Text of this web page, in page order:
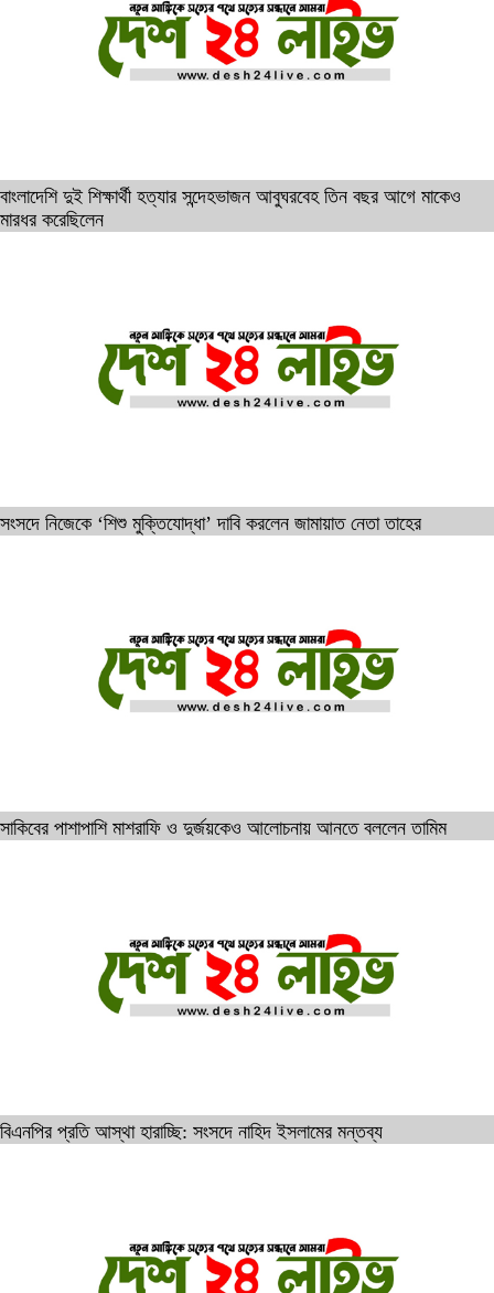
বাংলাদেশি দুই শিক্ষার্থী হত্যার সন্দেহভাজন আবুঘরবেহ তিন বছর আগে মাকেও
মারধর করেছিলেন
সংসদে নিজেকে ‘শিশু মুক্তিযোদ্ধা’ দাবি করলেন জামায়াত নেতা তাহের
সাকিবের পাশাপাশি মাশরাফি ও দুর্জয়কেও আলোচনায় আনতে বললেন তামিম
বিএনপির প্রতি আস্থা হারাচ্ছি: সংসদে নাহিদ ইসলামের মন্তব্য